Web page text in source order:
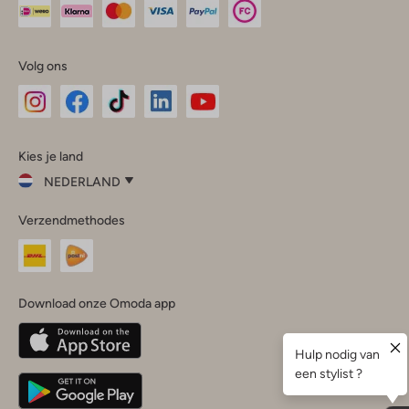
Volg ons
InstagramFacebook
Kies je land
NEDERLAND
je
land
Nederland
Belgique(Français)
Deutschland
Verzendmethodes
Download onze Omoda app